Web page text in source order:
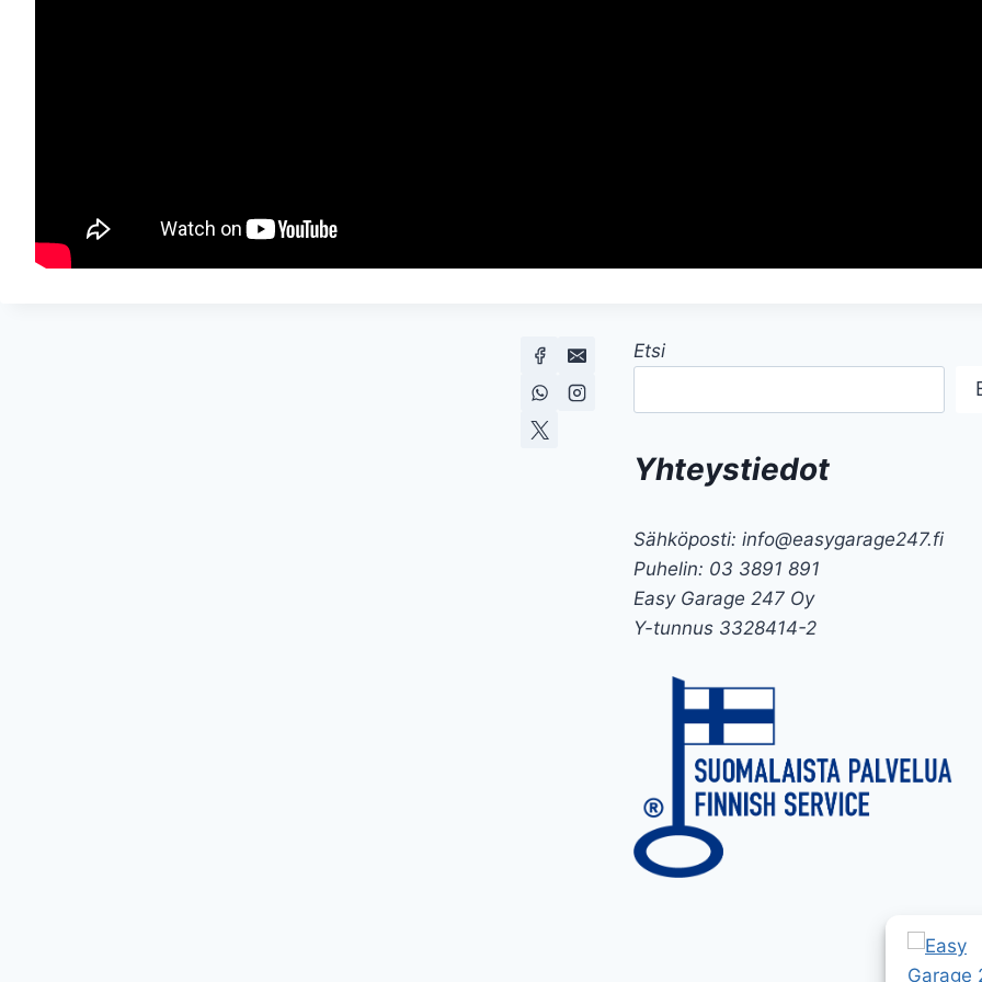
Etsi
Yhteystiedot
Sähköposti: info@easygarage247.fi
Puhelin: 03 3891 891
Easy Garage 247 Oy
Y-tunnus 3328414-2